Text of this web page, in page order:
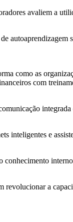
avaliem a
autoaprendizagem
como as
com
inteligentes e
conhecimento
revolucionar a